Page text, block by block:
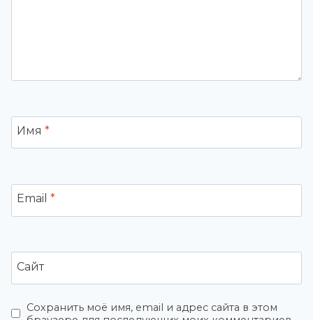
Имя *
Email *
Сайт
Сохранить моё имя, email и адрес сайта в этом